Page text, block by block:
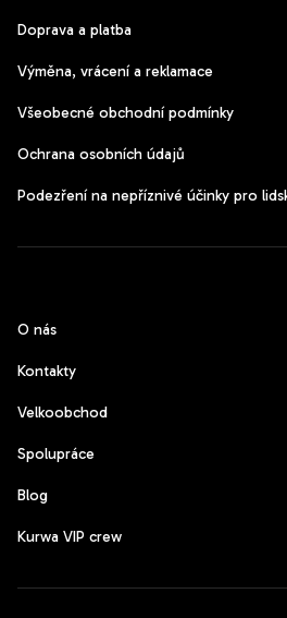
Doprava a platba
Výměna, vrácení a reklamace
Všeobecné obchodní podmínky
Ochrana osobních údajů
Podezření na nepříznivé účinky pro
O nás
Kontakty
Velkoobchod
Spolupráce
Blog
Kurwa VIP crew